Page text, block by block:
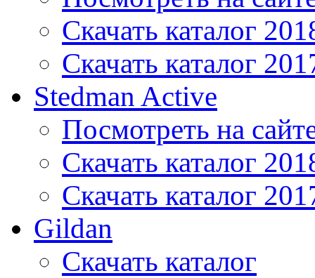
Скачать каталог
Скачать каталог
Stedman Active
Посмотреть на
Скачать каталог
Скачать каталог
Gildan
Скачать каталог